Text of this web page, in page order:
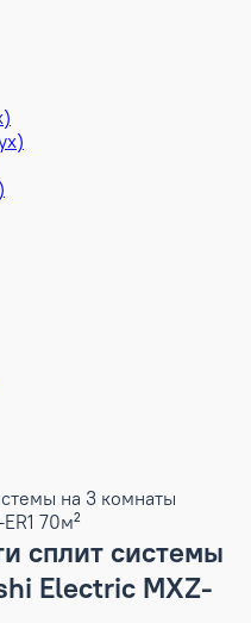
на 3 комнаты
70м²
сплит системы
Electric MXZ-